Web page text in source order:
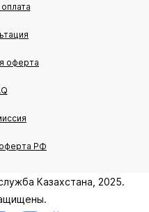
оферта
РФ
Казахстана, 2025.